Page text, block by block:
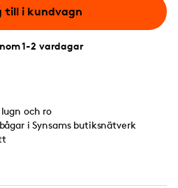
till i kundvagn
1-2 vardagar
och ro
i Synsams butiksnätverk